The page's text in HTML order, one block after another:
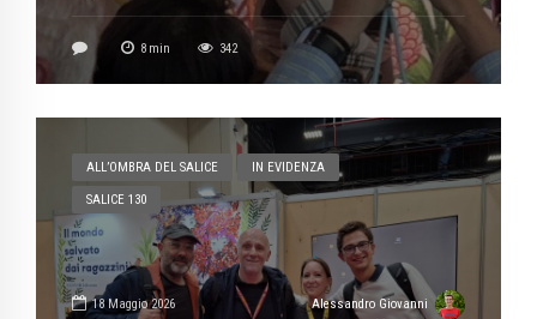
Mara Maionchi. Tre donne di musica e televisione,
principalmente conosciute grazie al loro umorismo. In
questa conferenza hanno dialogato e scherzato
narrando vicende personali, grazie alle domande fornite
8 min 342
ALL’OMBRA DEL SALICE IN EVIDENZA
SALICE 130
18 Maggio 2026
Alessandro Giovanni